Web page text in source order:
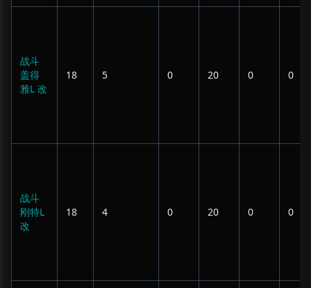
战斗
盖得
雅L 改
18 5 0 20 0 0
战斗
刚特L
改
18 4 0 20 0 0